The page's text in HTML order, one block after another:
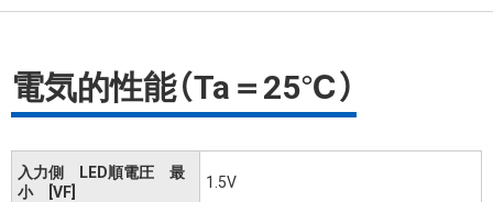
電気的性能（Ta＝25℃）
入力側 LED順電圧 最
小 [VF]
1.5V